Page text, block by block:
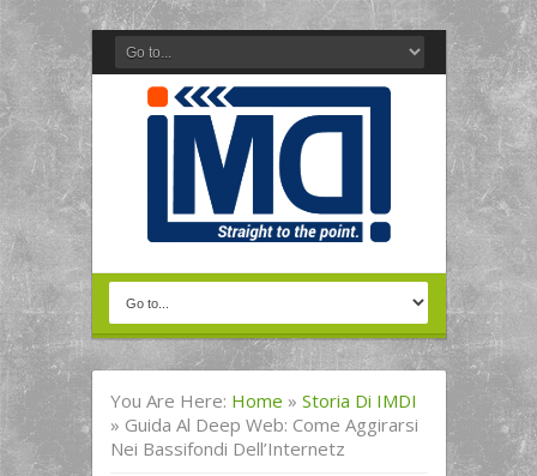
You Are Here: Home » Storia Di IMDI
» Guida Al Deep Web: Come Aggirarsi
Nei Bassifondi Dell’Internetz